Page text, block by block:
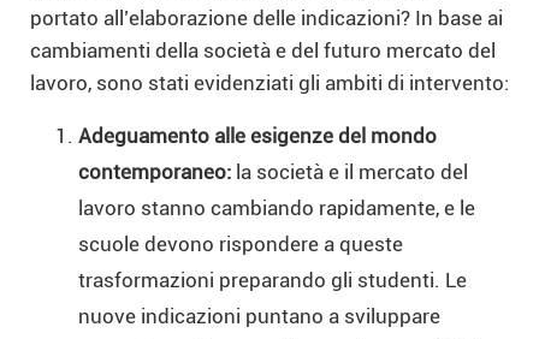
portato all’elaborazione delle indicazioni? In base ai
cambiamenti della società e del futuro mercato del
lavoro, sono stati evidenziati gli ambiti di intervento:
Adeguamento alle esigenze del mondo
contemporaneo: la società e il mercato del
lavoro stanno cambiando rapidamente, e le
scuole devono rispondere a queste
trasformazioni preparando gli studenti. Le
nuove indicazioni puntano a sviluppare